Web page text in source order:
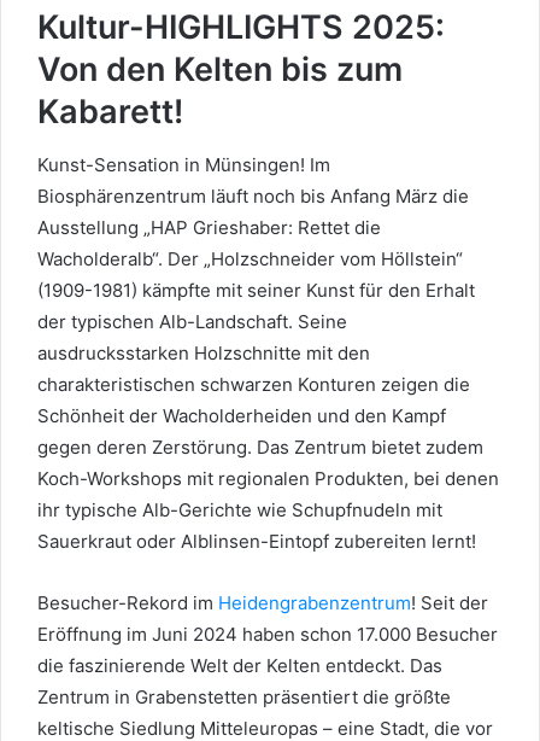
Kultur-HIGHLIGHTS 2025:
Von den Kelten bis zum
Kabarett!
Kunst-Sensation in Münsingen! Im
Biosphärenzentrum läuft noch bis Anfang März die
Ausstellung „HAP Grieshaber: Rettet die
Wacholderalb“. Der „Holzschneider vom Höllstein“
(1909-1981) kämpfte mit seiner Kunst für den Erhalt
der typischen Alb-Landschaft. Seine
ausdrucksstarken Holzschnitte mit den
charakteristischen schwarzen Konturen zeigen die
Schönheit der Wacholderheiden und den Kampf
gegen deren Zerstörung. Das Zentrum bietet zudem
Koch-Workshops mit regionalen Produkten, bei denen
ihr typische Alb-Gerichte wie Schupfnudeln mit
Sauerkraut oder Alblinsen-Eintopf zubereiten lernt!
Besucher-Rekord im Heidengrabenzentrum! Seit der
Eröffnung im Juni 2024 haben schon 17.000 Besucher
die faszinierende Welt der Kelten entdeckt. Das
Zentrum in Grabenstetten präsentiert die größte
keltische Siedlung Mitteleuropas – eine Stadt, die vor